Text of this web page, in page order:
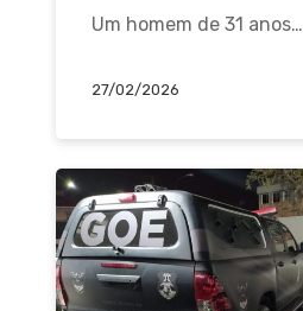
Um homem de 31 anos…
27/02/2026